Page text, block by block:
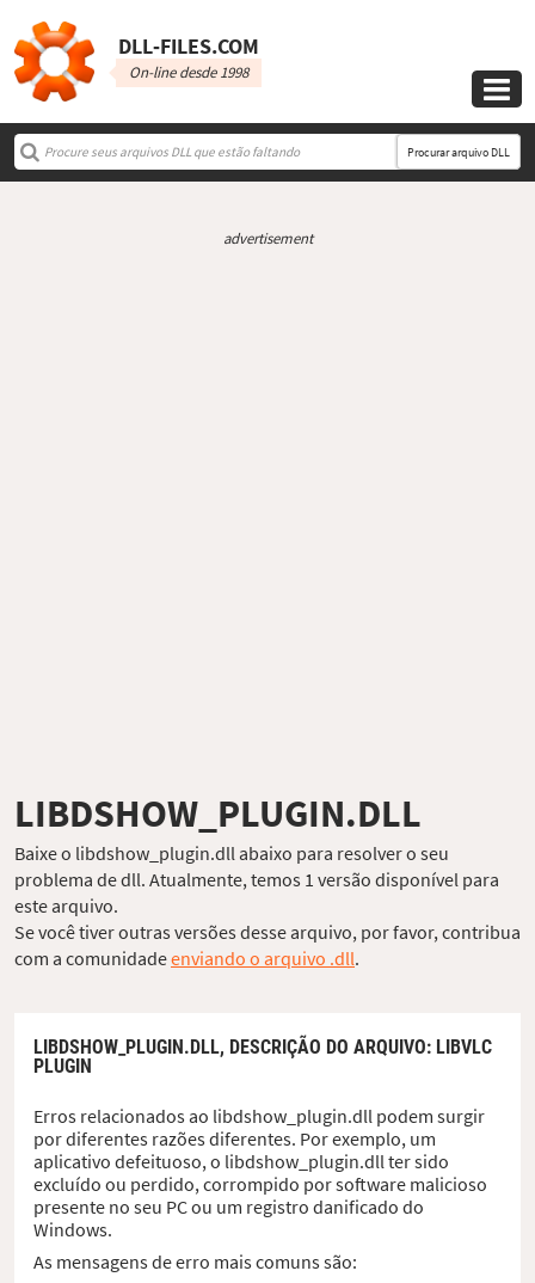
DLL‑FILES.COM
On-line desde 1998

Procurar arquivo DLL
advertisement
LIBDSHOW_PLUGIN.DLL
Baixe o libdshow_plugin.dll abaixo para resolver o seu
problema de dll. Atualmente, temos 1 versão disponível para
este arquivo.
Se você tiver outras versões desse arquivo, por favor, contribua
com a comunidadeenviando o arquivo .dll.
LIBDSHOW_PLUGIN.DLL, DESCRIÇÃO DO ARQUIVO: LIBVLC
PLUGIN
Erros relacionados ao libdshow_plugin.dll podem surgir
por diferentes razões diferentes. Por exemplo, um
aplicativo defeituoso, o libdshow_plugin.dll ter sido
excluído ou perdido, corrompido por software malicioso
presente no seu PC ou um registro danificado do
Windows.
As mensagens de erro mais comuns são: